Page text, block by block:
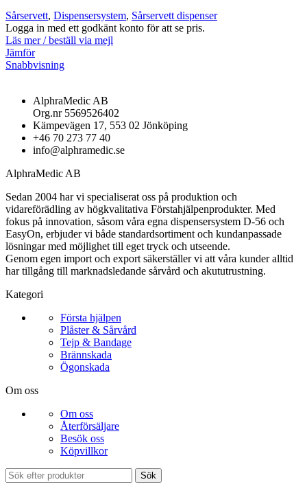
Sårservett, Dispensersystem, Sårservett dispenser
Logga in med ett godkänt konto för att se pris.
Läs mer / beställ via mejl
Jämför
Snabbvisning
AlphraMedic AB
Org.nr 5569526402
Kämpevägen 17, 553 02 Jönköping
+46 70 273 77 40
info@alphramedic.se
AlphraMedic AB
Sedan 2004 har vi specialiserat oss på produktion och
vidareförädling av högkvalitativa Förstahjälpenprodukter. Med
fokus på innovation, såsom våra egna dispensersystem D-56 och
EasyOn, erbjuder vi både standardsortiment och kundanpassade
lösningar med möjlighet till eget tryck och utseende.
Genom egen import och export säkerställer vi att våra kunder alltid
har tillgång till marknadsledande sårvård och akututrustning.
Kategori
Första hjälpen
Plåster & Sårvård
Tejp & Bandage
Brännskada
Ögonskada
Om oss
Om oss
Återförsäljare
Besök oss
Köpvillkor
Sök